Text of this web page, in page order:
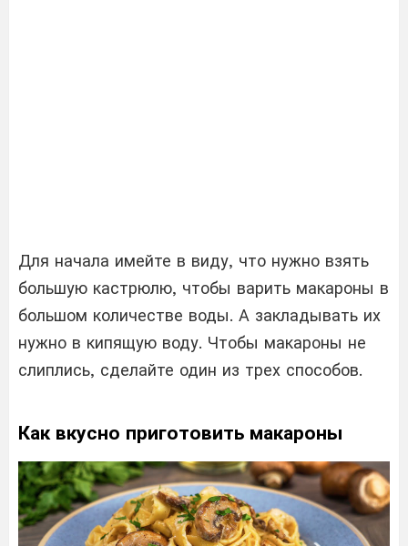
Для начала имейте в виду, что нужно взять
большую кастрюлю, чтобы варить макароны в
большом количестве воды. А закладывать их
нужно в кипящую воду. Чтобы макароны не
слиплись, сделайте один из трех способов.
Как вкусно приготовить макароны